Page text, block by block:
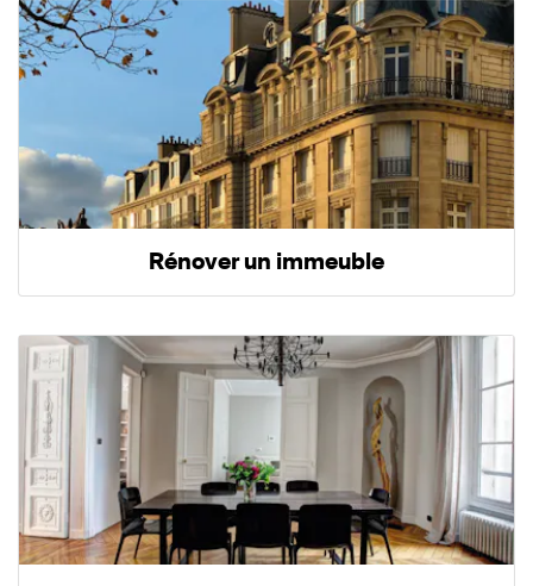
Rénover un immeuble